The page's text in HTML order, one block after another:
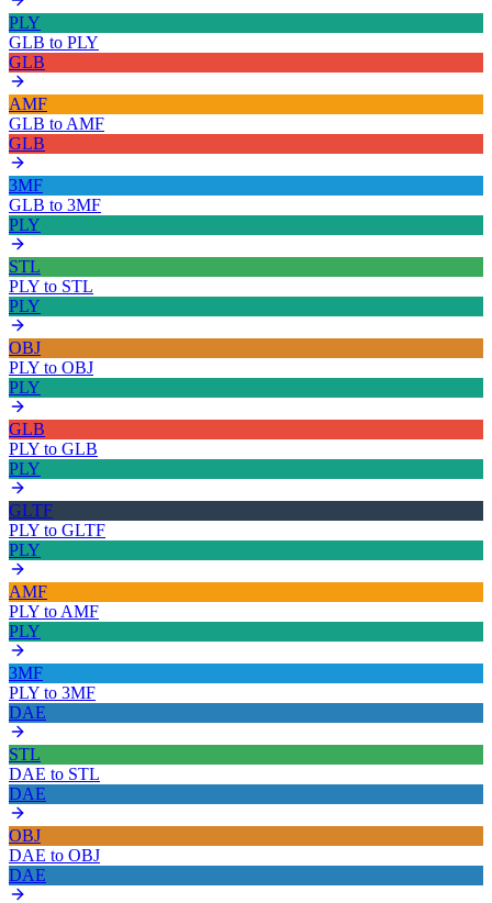
PLY
GLB to PLY
GLB
AMF
GLB to AMF
GLB
3MF
GLB to 3MF
PLY
STL
PLY to STL
PLY
OBJ
PLY to OBJ
PLY
GLB
PLY to GLB
PLY
GLTF
PLY to GLTF
PLY
AMF
PLY to AMF
PLY
3MF
PLY to 3MF
DAE
STL
DAE to STL
DAE
OBJ
DAE to OBJ
DAE